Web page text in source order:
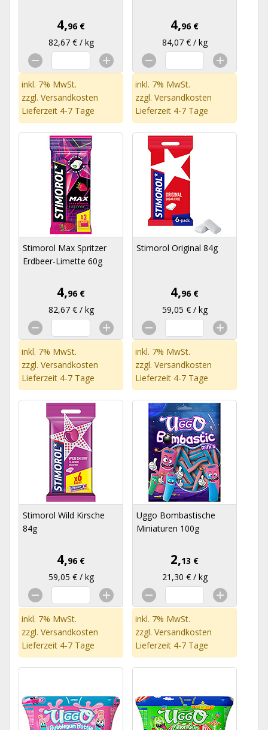
4,96 €
82,67 € / kg
inkl. 7% MwSt.
zzgl. Versandkosten
Lieferzeit 4-7 Tage
4,96 €
84,07 € / kg
inkl. 7% MwSt.
zzgl. Versandkosten
Lieferzeit 4-7 Tage
Stimorol Max Spritzer
Erdbeer-Limette 60g
4,96 €
82,67 € / kg
inkl. 7% MwSt.
zzgl. Versandkosten
Lieferzeit 4-7 Tage
Stimorol Original 84g
4,96 €
59,05 € / kg
inkl. 7% MwSt.
zzgl. Versandkosten
Lieferzeit 4-7 Tage
Stimorol Wild Kirsche
84g
4,96 €
59,05 € / kg
inkl. 7% MwSt.
zzgl. Versandkosten
Lieferzeit 4-7 Tage
Uggo Bombastische
Miniaturen 100g
2,13 €
21,30 € / kg
inkl. 7% MwSt.
zzgl. Versandkosten
Lieferzeit 4-7 Tage